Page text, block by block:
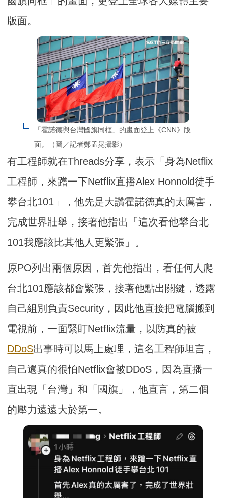
版面。
「霍諾德與台灣國旗同框」的畫面登上《CNN》版
面。（圖／記者鄭孟晃攝影）
有工程師就在Threads分享，表示「身為Netflix
工程師，來蹭一下Netflix直播Alex Honnold徒手
攀台北101」，他先是大讚霍諾德真的太厲害，
完成世界壯舉，接著他指出「這次看他攀台北
101我應該比其他人更緊張」。
原PO列出兩個原因，首先他指出，看任何人爬
台北101應該都會緊張，接著他點出關鍵，透露
自己組別負責Security，因此他直接把電腦搬到
電視前，一面緊盯Netflix流量，以防真的被
DDoS出事時可以馬上處理，這名工程師坦言，
自己還真的很怕Netflix會被DDoS，因為直播一
直出現「台灣」和「國旗」，他直言，第二個
的壓力遠遠大於第一。